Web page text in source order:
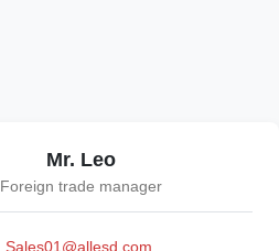
Mr. Leo
Foreign trade manager
Sales01@allesd.com